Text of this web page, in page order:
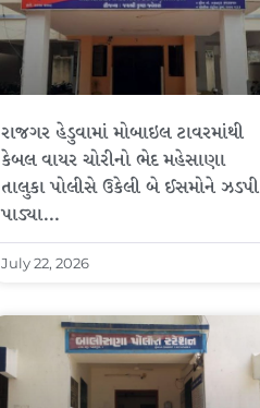
રાજગર હેડુવામાં મોબાઇલ ટાવરમાંથી
કેબલ વાયર ચોરીનો ભેદ મહેસાણા
તાલુકા પોલીસે ઉકેલી બે ઈસમોને ઝડપી
પાડ્યા…
July 22, 2026